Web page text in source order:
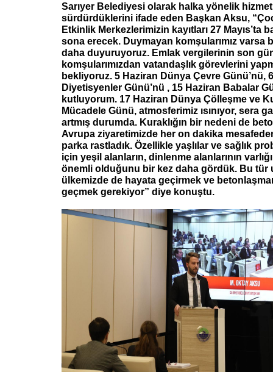
Sarıyer Belediyesi olarak halka yönelik
sürdürdüklerini ifade eden Başkan Aksu,
Etkinlik Merkezlerimizin kayıtları 27 Mayıs’ta
sona erecek. Duymayan komşularımız varsa
daha duyuruyoruz. Emlak vergilerinin son
komşularımızdan vatandaşlık görevlerini
bekliyoruz. 5 Haziran Dünya Çevre Günü’nü,
Diyetisyenler Günü’nü , 15 Haziran Babalar
kutluyorum. 17 Haziran Dünya Çölleşme ve
Mücadele Günü, atmosferimiz ısınıyor, sera
artmış durumda. Kuraklığın bir nedeni de
Avrupa ziyaretimizde her on dakika
parka rastladık. Özellikle yaşlılar ve sağlık
için yeşil alanların, dinlenme alanlarının
önemli olduğunu bir kez daha gördük. Bu tür
ülkemizde de hayata geçirmek ve
geçmek gerekiyor” diye konuştu.